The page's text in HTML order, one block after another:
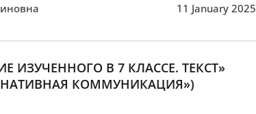
11 January 2025
ИЗУЧЕННОГО В 7 КЛАССЕ. ТЕКСТ»
КОММУНИКАЦИЯ»)